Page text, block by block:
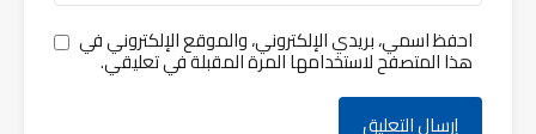
احفظ اسمي، بريدي الإلكتروني، والموقع الإلكتروني في
هذا المتصفح لاستخدامها المرة المقبلة في تعليقي.